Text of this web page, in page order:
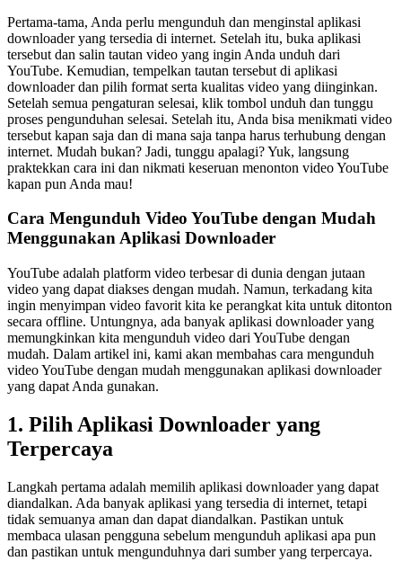
Pertama-tama, Anda perlu mengunduh dan menginstal aplikasi
downloader yang tersedia di internet. Setelah itu, buka aplikasi
tersebut dan salin tautan video yang ingin Anda unduh dari
YouTube. Kemudian, tempelkan tautan tersebut di aplikasi
downloader dan pilih format serta kualitas video yang diinginkan.
Setelah semua pengaturan selesai, klik tombol unduh dan tunggu
proses pengunduhan selesai. Setelah itu, Anda bisa menikmati video
tersebut kapan saja dan di mana saja tanpa harus terhubung dengan
internet. Mudah bukan? Jadi, tunggu apalagi? Yuk, langsung
praktekkan cara ini dan nikmati keseruan menonton video YouTube
kapan pun Anda mau!
Cara Mengunduh Video YouTube dengan Mudah
Menggunakan Aplikasi Downloader
YouTube adalah platform video terbesar di dunia dengan jutaan
video yang dapat diakses dengan mudah. Namun, terkadang kita
ingin menyimpan video favorit kita ke perangkat kita untuk ditonton
secara offline. Untungnya, ada banyak aplikasi downloader yang
memungkinkan kita mengunduh video dari YouTube dengan
mudah. Dalam artikel ini, kami akan membahas cara mengunduh
video YouTube dengan mudah menggunakan aplikasi downloader
yang dapat Anda gunakan.
1. Pilih Aplikasi Downloader yang
Terpercaya
Langkah pertama adalah memilih aplikasi downloader yang dapat
diandalkan. Ada banyak aplikasi yang tersedia di internet, tetapi
tidak semuanya aman dan dapat diandalkan. Pastikan untuk
membaca ulasan pengguna sebelum mengunduh aplikasi apa pun
dan pastikan untuk mengunduhnya dari sumber yang terpercaya.